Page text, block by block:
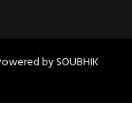
by SOUBHIK